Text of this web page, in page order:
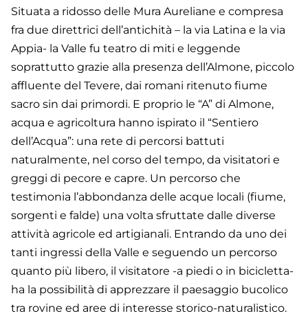
Situata a ridosso delle Mura Aureliane e compresa
fra due direttrici dell’antichità – la via Latina e la via
Appia- la Valle fu teatro di miti e leggende
soprattutto grazie alla presenza dell’Almone, piccolo
affluente del Tevere, dai romani ritenuto fiume
sacro sin dai primordi. E proprio le “A” di Almone,
acqua e agricoltura hanno ispirato il “Sentiero
dell’Acqua”: una rete di percorsi battuti
naturalmente, nel corso del tempo, da visitatori e
greggi di pecore e capre. Un percorso che
testimonia l’abbondanza delle acque locali (fiume,
sorgenti e falde) una volta sfruttate dalle diverse
attività agricole ed artigianali. Entrando da uno dei
tanti ingressi della Valle e seguendo un percorso
quanto più libero, il visitatore -a piedi o in bicicletta-
ha la possibilità di apprezzare il paesaggio bucolico
tra rovine ed aree di interesse storico-naturalistico.